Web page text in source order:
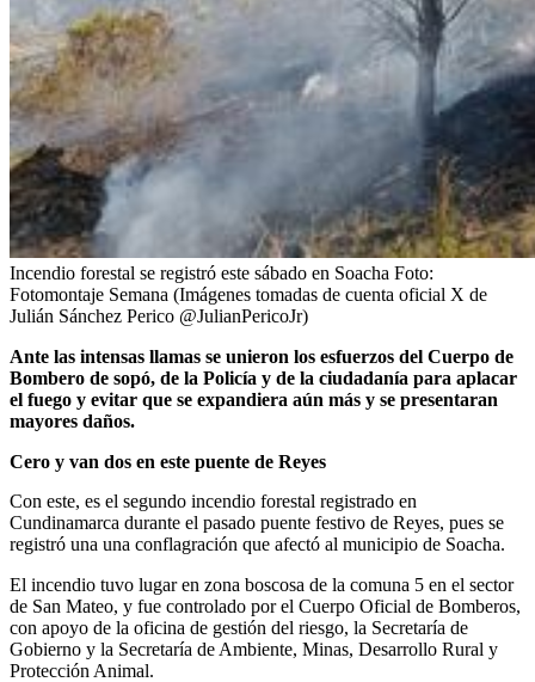
Incendio forestal se registró este sábado en Soacha Foto:
Fotomontaje Semana (Imágenes tomadas de cuenta oficial X de
Julián Sánchez Perico @JulianPericoJr)
Ante las intensas llamas se unieron los esfuerzos del Cuerpo de
Bombero de sopó, de la Policía y de la ciudadanía para aplacar
el fuego y evitar que se expandiera aún más y se presentaran
mayores daños.
Cero y van dos en este puente de Reyes
Con este, es el segundo incendio forestal registrado en
Cundinamarca durante el pasado puente festivo de Reyes, pues se
registró una una conflagración que afectó al municipio de Soacha.
El incendio tuvo lugar en zona boscosa de la comuna 5 en el sector
de San Mateo, y fue controlado por el Cuerpo Oficial de Bomberos,
con apoyo de la oficina de gestión del riesgo, la Secretaría de
Gobierno y la Secretaría de Ambiente, Minas, Desarrollo Rural y
Protección Animal.